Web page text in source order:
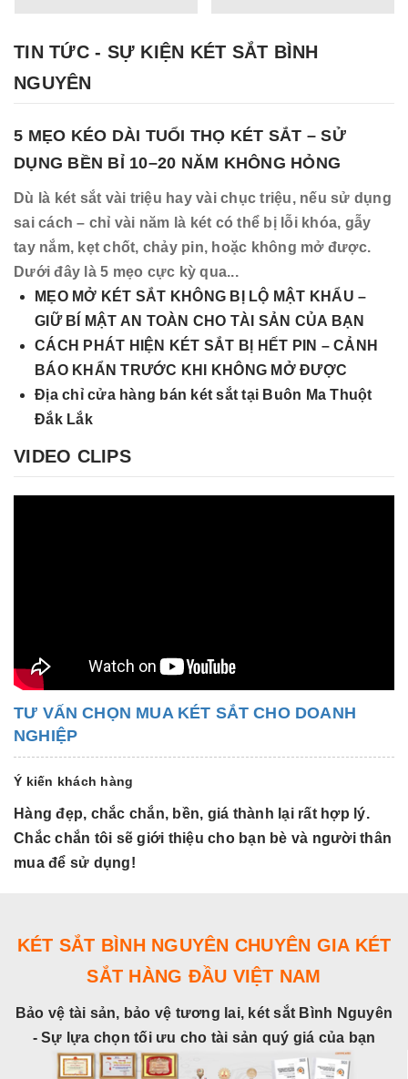
TIN TỨC - SỰ KIỆN KÉT SẮT BÌNH
NGUYÊN
5 MẸO KÉO DÀI TUỔI THỌ KÉT SẮT – SỬ
DỤNG BỀN BỈ 10–20 NĂM KHÔNG HỎNG
Dù là két sắt vài triệu hay vài chục triệu, nếu sử dụng
sai cách – chỉ vài năm là két có thể bị lỗi khóa, gẫy
tay nắm, kẹt chốt, chảy pin, hoặc không mở được.
Dưới đây là 5 mẹo cực kỳ qua...
MẸO MỞ KÉT SẮT KHÔNG BỊ LỘ MẬT KHẨU –
GIỮ BÍ MẬT AN TOÀN CHO TÀI SẢN CỦA BẠN
CÁCH PHÁT HIỆN KÉT SẮT BỊ HẾT PIN – CẢNH
BÁO KHẨN TRƯỚC KHI KHÔNG MỞ ĐƯỢC
Địa chỉ cửa hàng bán két sắt tại Buôn Ma Thuột
Đắk Lắk
VIDEO CLIPS
TƯ VẤN CHỌN MUA KÉT SẮT CHO DOANH
NGHIỆP
Ý kiến khách hàng
Hàng đẹp, chắc chắn, bền, giá thành lại rất hợp lý.
Chắc chắn tôi sẽ giới thiệu cho bạn bè và người thân
mua để sử dụng!
KÉT SẮT BÌNH NGUYÊN CHUYÊN GIA KÉT
SẮT HÀNG ĐẦU VIỆT NAM
Bảo vệ tài sản, bảo vệ tương lai, két sắt Bình Nguyên
- Sự lựa chọn tối ưu cho tài sản quý giá của bạn